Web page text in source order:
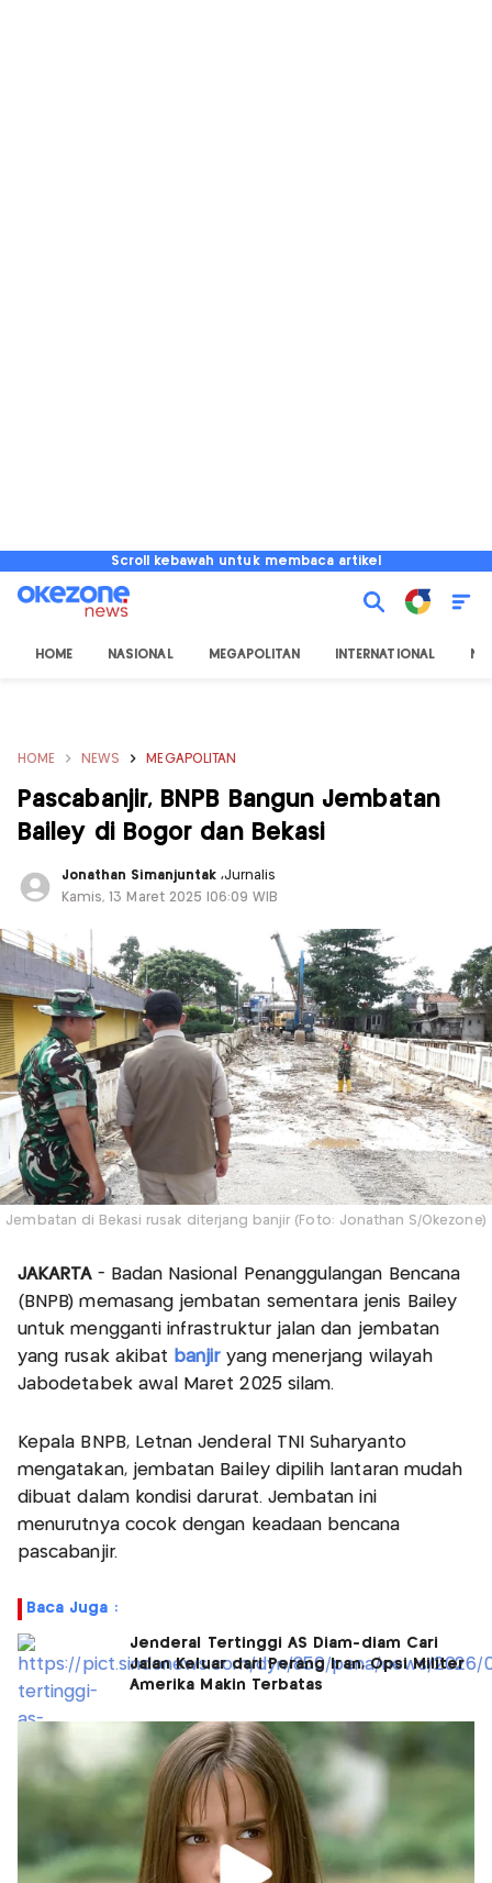
Scroll kebawah untuk membaca artikel
HOME NASIONAL MEGAPOLITAN INTERNATIONAL
HOME NEWS MEGAPOLITAN
Pascabanjir, BNPB Bangun Jembatan
Bailey di Bogor dan Bekasi
Jonathan Simanjuntak,Jurnalis
Kamis, 13 Maret 2025 |06:09 WIB
Jembatan di Bekasi rusak diterjang banjir (Foto: Jonathan S/Okezone)
JAKARTA- Badan Nasional Penanggulangan Bencana
(BNPB) memasang jembatan sementara jenis Bailey
untuk mengganti infrastruktur jalan dan jembatan
yang rusak akibat banjir yang menerjang wilayah
Jabodetabek awal Maret 2025 silam.
Kepala BNPB, Letnan Jenderal TNI Suharyanto
mengatakan, jembatan Bailey dipilih lantaran mudah
dibuat dalam kondisi darurat. Jembatan ini
menurutnya cocok dengan keadaan bencana
pascabanjir.
Baca Juga :
Jenderal Tertinggi AS Diam-diam Cari
Jalan Keluar dari Perang Iran, Opsi Militer
Amerika Makin Terbatas